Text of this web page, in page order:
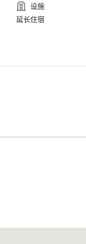
设施
延长住宿